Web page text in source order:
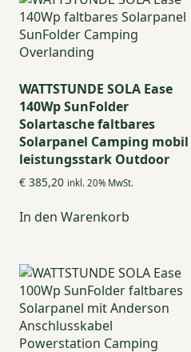
WATTSTUNDE SOLA Ease
140Wp SunFolder
Solartasche faltbares
Solarpanel Camping mobil
leistungsstark Outdoor
€385,20 inkl. 20% MwSt.
In den Warenkorb